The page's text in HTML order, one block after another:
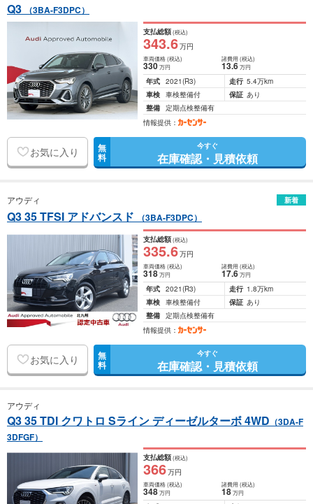
Q3 （3BA-F3DPC）
支払総額(税込)
343.6万円
車両価格(税込)
330万円
諸費用 (税込)
13.6 万円
年式 2021(R3) 走行 5.4万km
車検 車検整備付 保証 あり
整備 定期点検整備有
情報提供：
お気に入り 無
料
今すぐ
在庫確認・見積依頼
アウディ 新着
Q3 35 TFSI アドバンスド （3BA-F3DPC）
支払総額(税込)
335.6万円
車両価格(税込)
318万円
諸費用 (税込)
17.6 万円
年式 2021(R3) 走行 1.8万km
車検 車検整備付 保証 あり
整備 定期点検整備有
情報提供：
お気に入り 無
料
今すぐ
在庫確認・見積依頼
アウディ
Q3 35 TDI クワトロ Sライン ディーゼルターボ 4WD （3DA-F
3DFGF）
支払総額(税込)
366万円
車両価格(税込)
348万円
諸費用 (税込)
18 万円